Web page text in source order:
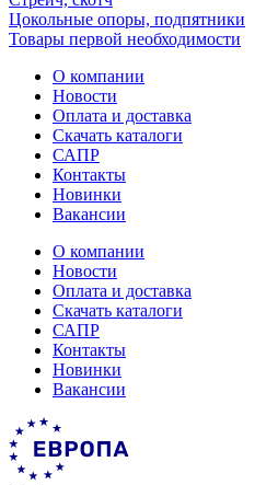
Цокольные опоры, подпятники
Товары первой необходимости
О компании
Новости
Оплата и доставка
Скачать каталоги
САПР
Контакты
Новинки
Вакансии
О компании
Новости
Оплата и доставка
Скачать каталоги
САПР
Контакты
Новинки
Вакансии